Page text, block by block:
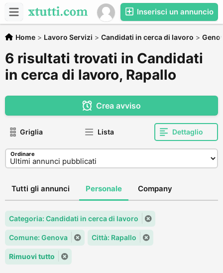
Inserisci un annuncio
Home > Lavoro Servizi > Candidati in cerca di lavoro >
6 risultati trovati in Candidati
in cerca di lavoro, Rapallo
Crea avviso
Griglia Lista Dettaglio
Ordinare
Tutti gli annunci Personale Company
Categoria: Candidati in cerca di lavoro
Comune: Genova Città: Rapallo
Rimuovi tutto